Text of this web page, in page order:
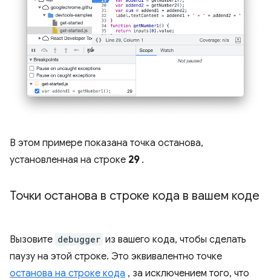
В этом примере показана точка останова,
установленная на строке 29.
Точки останова в строке кода в вашем коде
Вызовите debugger из вашего кода, чтобы сделать
паузу на этой строке. Это эквивалентно точке
останова на строке кода , за исключением того, что